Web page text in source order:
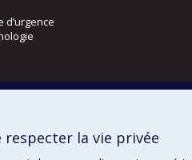
respecter la vie privée